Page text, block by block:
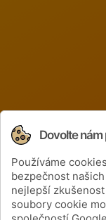
Získejte
produktech
Dovolte
Používáme
bezpečnost
nejlepší
soubory cookie